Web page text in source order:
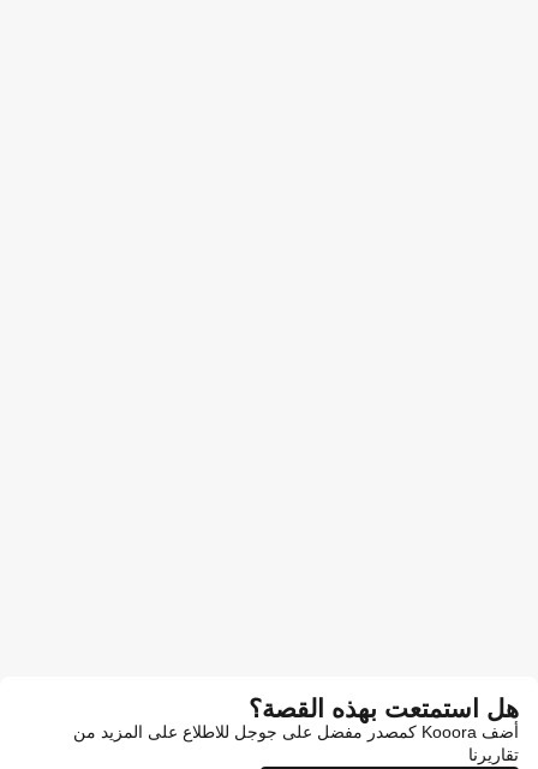
هل استمتعت بهذه القصة؟
أضف Kooora كمصدر مفضل على جوجل للاطلاع على المزيد من
تقاريرنا